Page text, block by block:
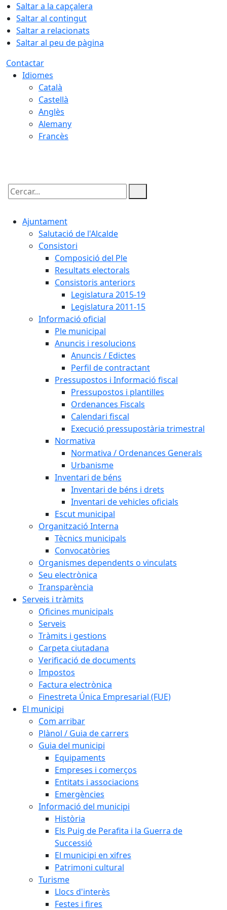
Saltar a la capçalera
Saltar al contingut
Saltar a relacionats
Saltar al peu de pàgina
Contactar
Idiomes
Català
Castellà
Anglès
Alemany
Francès
Cercar:
Ajuntament
Salutació de l'Alcalde
Consistori
Composició del Ple
Resultats electorals
Consistoris anteriors
Legislatura 2015-19
Legislatura 2011-15
Informació oficial
Ple municipal
Anuncis i resolucions
Anuncis / Edictes
Perfil de contractant
Pressupostos i Informació fiscal
Pressupostos i plantilles
Ordenances Fiscals
Calendari fiscal
Execució pressupostària trimestral
Normativa
Normativa / Ordenances Generals
Urbanisme
Inventari de béns
Inventari de béns i drets
Inventari de vehicles oficials
Escut municipal
Organització Interna
Tècnics municipals
Convocatòries
Organismes dependents o vinculats
Seu electrònica
Transparència
Serveis i tràmits
Oficines municipals
Serveis
Tràmits i gestions
Carpeta ciutadana
Verificació de documents
Impostos
Factura electrònica
Finestreta Única Empresarial (FUE)
El municipi
Com arribar
Plànol / Guia de carrers
Guia del municipi
Equipaments
Empreses i comerços
Entitats i associacions
Emergències
Informació del municipi
Història
Els Puig de Perafita i la Guerra de
Successió
El municipi en xifres
Patrimoni cultural
Turisme
Llocs d'interès
Festes i fires